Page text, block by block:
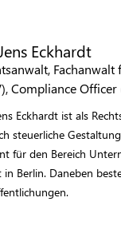
Eckhardt
Compliance Officer
Eckhardt ist als
steuerliche
für den Bereich
in Berlin. Daneben